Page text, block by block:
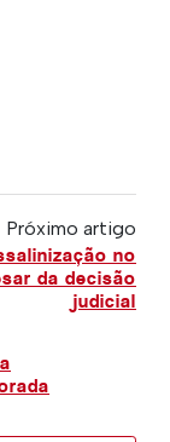
Próximo artigo
no
da decisão
judicial